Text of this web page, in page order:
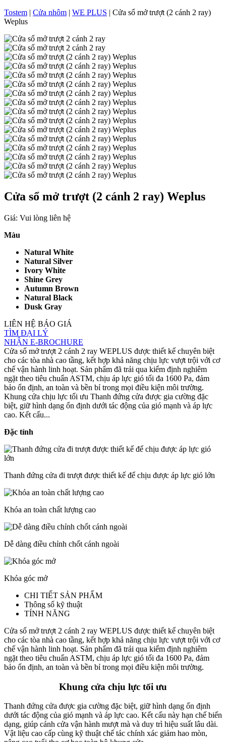
Tostem | Cửa nhôm | WE PLUS | Cửa sổ mở trượt (2 cánh 2 ray)
Weplus
Cửa sổ mở trượt (2 cánh 2 ray) Weplus
Giá: Vui lòng liên hệ
Màu
Natural White
Natural Silver
Ivory White
Shine Grey
Autumn Brown
Natural Black
Dusk Gray
LIÊN HỆ BÁO GIÁ
TÌM ĐẠI LÝ
NHẬN E-BROCHURE
Cửa sổ mở trượt 2 cánh 2 ray WEPLUS được thiết kế chuyên biệt
cho các tòa nhà cao tầng, kết hợp khả năng chịu lực vượt trội với cơ
chế vận hành linh hoạt. Sản phẩm đã trải qua kiểm định nghiêm
ngặt theo tiêu chuẩn ASTM, chịu áp lực gió tối đa 1600 Pa, đảm
bảo ổn định, an toàn và bền bỉ trong mọi điều kiện môi trường.
Khung cửa chịu lực tối ưu Thanh đứng cửa được gia cường đặc
biệt, giữ hình dạng ổn định dưới tác động của gió mạnh và áp lực
cao. Kết cấu...
Đặc tính
Thanh đứng cửa đi trượt được thiết kế để chịu được áp lực gió lớn
Khóa an toàn chất lượng cao
Dễ dàng điều chỉnh chốt cánh ngoài
Khóa góc mở
CHI TIẾT SẢN PHẨM
Thông số kỹ thuật
TÍNH NĂNG
Cửa sổ mở trượt 2 cánh 2 ray WEPLUS được thiết kế chuyên biệt
cho các tòa nhà cao tầng, kết hợp khả năng chịu lực vượt trội với cơ
chế vận hành linh hoạt. Sản phẩm đã trải qua kiểm định nghiêm
ngặt theo tiêu chuẩn ASTM, chịu áp lực gió tối đa 1600 Pa, đảm
bảo ổn định, an toàn và bền bỉ trong mọi điều kiện môi trường.
Khung cửa chịu lực tối ưu
Thanh đứng cửa được gia cường đặc biệt, giữ hình dạng ổn định
dưới tác động của gió mạnh và áp lực cao. Kết cấu này hạn chế biến
dạng, giúp cánh cửa vận hành mượt mà và duy trì hiệu suất lâu dài.
Vật liệu cao cấp cùng kỹ thuật chế tác chính xác giảm hao mòn,